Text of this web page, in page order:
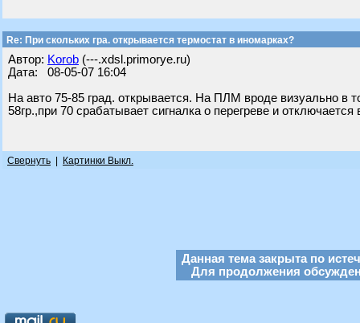
Re: При скольких гра. открывается термостат в иномарках?
Автор: Korob (---.xdsl.primorye.ru)
Дата: 08-05-07 16:04
На авто 75-85 град. открывается. На ПЛМ вроде визуально в
58гр.,при 70 срабатывает сигналка о перегреве и
Свернуть Картинки Выкл.
Данная тема закрыта по
Для продолжения